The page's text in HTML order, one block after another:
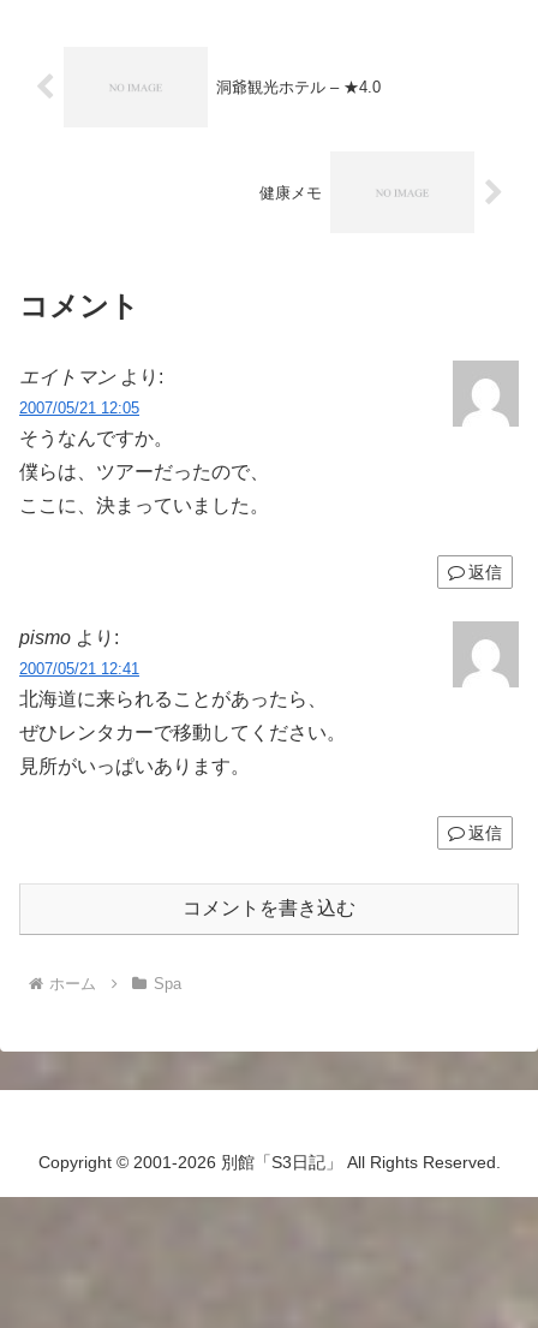
洞爺観光ホテル – ★4.0
健康メモ
コメント
エイトマン より:
2007/05/21 12:05
そうなんですか。
僕らは、ツアーだったので、
ここに、決まっていました。
返信
pismo より:
2007/05/21 12:41
北海道に来られることがあったら、
ぜひレンタカーで移動してください。
見所がいっぱいあります。
返信
コメントを書き込む
ホーム Spa
Copyright © 2001-2026 別館「S3日記」 All Rights Reserved.